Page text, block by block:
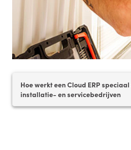
Hoe werkt een Cloud ERP
installatie- en servicebedrijven